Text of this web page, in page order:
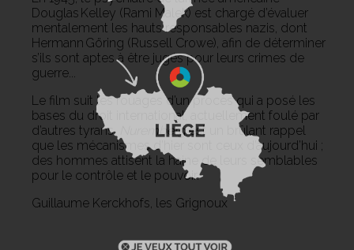
Douglas Kelley (Rami Malek) est chargé d’évaluer
mentalement les hauts responsables nazis, dont
Hermann Göring (Russell Crowe), afin de déterminer
s’ils sont aptes à être jugés pour leurs crimes de
guerre...
Le film suit les rouages d’un procès qui a posé les
bases du droit international, actuellement foulé par
d’autres tyrans.
Nurembergest un brûlant rappel
que les mécanismes d’hier sont ceux d’aujourd’hui ;
des hommes attisent la haine de leurs semblables
pour le contrôle et le pouvoir.
Guillaume Kerckhofs, les Grignoux